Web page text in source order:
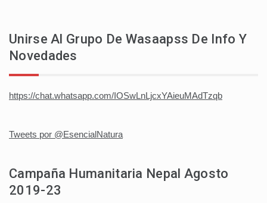
Unirse Al Grupo De Wasaapss De Info Y
Novedades
https://chat.whatsapp.com/IOSwLnLjcxYAieuMAdTzqb
Tweets por @EsencialNatura
Campaña Humanitaria Nepal Agosto
2019-23